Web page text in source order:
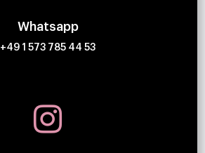
Whatsapp
+49 1 573 785 44 53
